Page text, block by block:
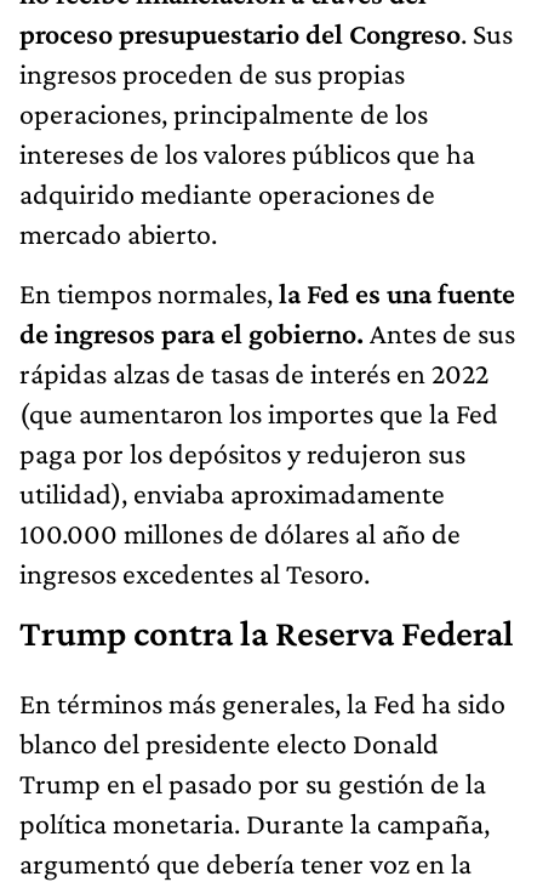
proceso presupuestario del Congreso. Sus
ingresos proceden de sus propias
operaciones, principalmente de los
intereses de los valores públicos que ha
adquirido mediante operaciones de
mercado abierto.
En tiempos normales,la Fed es una fuente
de ingresos para el gobierno. Antes de sus
rápidas alzas de tasas de interés en 2022
(que aumentaron los importes que la Fed
paga por los depósitos y redujeron sus
utilidad), enviaba aproximadamente
100.000 millones de dólares al año de
ingresos excedentes al Tesoro.
Trump contra la Reserva Federal
En términos más generales, la Fed ha sido
blanco del presidente electo Donald
Trump en el pasado por su gestión de la
política monetaria. Durante la campaña,
argumentó que debería tener voz en la